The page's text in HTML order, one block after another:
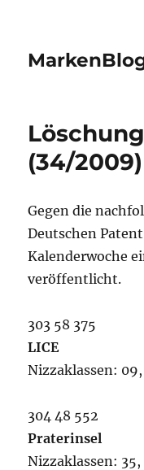
(34/2009)
Gegen die
Deutschen
Kalenderwoche
veröffentlicht.
303 58 375
LICE
Nizzaklassen: 09,
304 48 552
Praterinsel
Nizzaklassen: 35,